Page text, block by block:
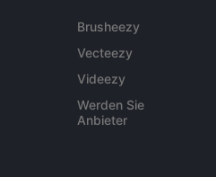
Brusheezy
Vecteezy
Videezy
Werden Sie
Anbieter